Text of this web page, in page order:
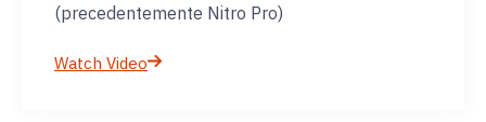
(precedentemente Nitro Pro)
Watch Video